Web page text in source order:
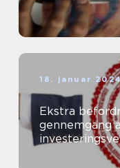
18. januar
Ekstra
gennemgang